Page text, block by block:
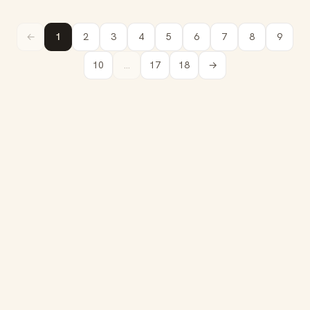
← 1 2 3 4 5 6 7 8 9
10 ... 17 18 →